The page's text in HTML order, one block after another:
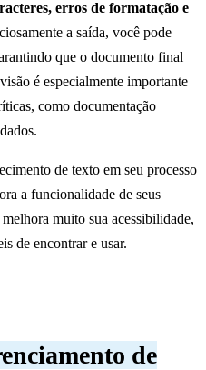
erros de formatação e
a saída, você pode
que o documento final
é especialmente importante
como documentação
de texto em seu processo
a funcionalidade de seus
muito sua acessibilidade,
de encontrar e usar.
de